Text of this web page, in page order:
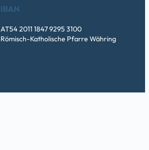
IBAN
AT54 2011 1847 9295 3100
Römisch-Katholische Pfarre Währing